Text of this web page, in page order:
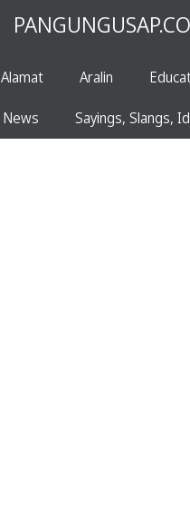
Alamat Aralin
News Sayings, Slangs,